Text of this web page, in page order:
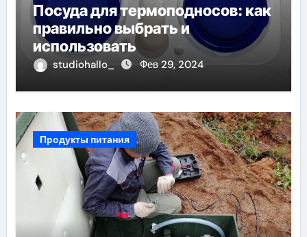
Посуда для термоподносов: как
правильно выбрать и
использовать
studiohallo_ Фев 29, 2024
Продукты питания